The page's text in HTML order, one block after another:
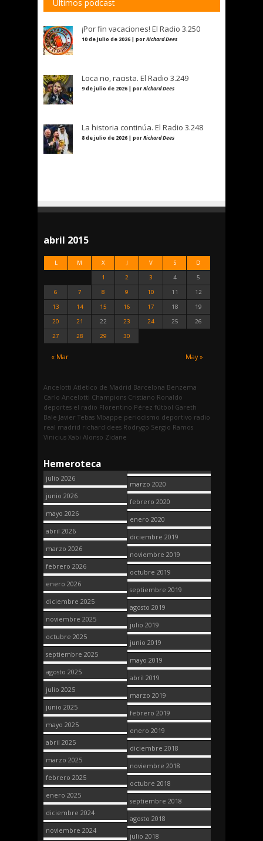
Últimos podcast
¡Por fin vacaciones! El Radio 3.250
10 de julio de 2026 | porRichard Dees
Loca no, racista. El Radio 3.249
9 de julio de 2026 | porRichard Dees
La historia continúa. El Radio 3.248
8 de julio de 2026 | porRichard Dees
abril 2015
L M X J V S D
« Mar May »
1 2 3 4
5
6
7 8 9 10 11
12
13
14 15 16 17 18
19
20
21 22 23 24 25
26
27
28 29 30
Ancelotti Atletico de Madrid Barcelona Benzema
Carlo Ancelotti Champions Cristiano Ronaldo
deportes el radio Florentino Pérez fútbol Gareth
Bale Javier Tebas Mbappe periodismo deportivo radio
real madrid richard dees Rodrygo Sergio Ramos
Vinicius Xabi Alonso Zidane
Hemeroteca
julio 2026
junio 2026
mayo 2026
abril 2026
marzo 2026
febrero 2026
enero 2026
diciembre 2025
noviembre 2025
octubre 2025
septiembre 2025
agosto 2025
julio 2025
junio 2025
mayo 2025
abril 2025
marzo 2025
febrero 2025
enero 2025
diciembre 2024
noviembre 2024
marzo 2020
febrero 2020
enero 2020
diciembre 2019
noviembre 2019
octubre 2019
septiembre 2019
agosto 2019
julio 2019
junio 2019
mayo 2019
abril 2019
marzo 2019
febrero 2019
enero 2019
diciembre 2018
noviembre 2018
octubre 2018
septiembre 2018
agosto 2018
julio 2018